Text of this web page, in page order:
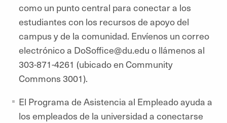
como un punto central para conectar a los
estudiantes con los recursos de apoyo del
campus y de la comunidad. Envíenos un correo
electrónico a DoSoffice@du.edu o llámenos al
303-871-4261 (ubicado en Community
Commons 3001).
El Programa de Asistencia al Empleado ayuda a
los empleados de la universidad a conectarse